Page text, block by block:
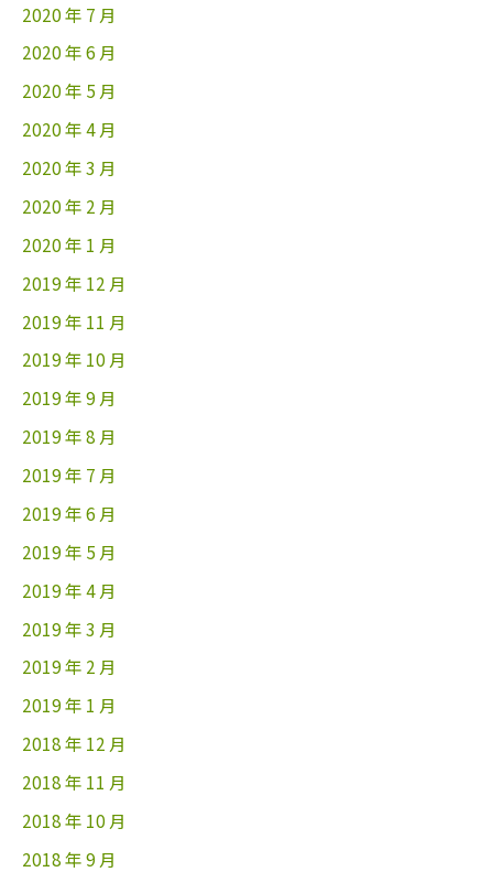
2020 年 7 月
2020 年 6 月
2020 年 5 月
2020 年 4 月
2020 年 3 月
2020 年 2 月
2020 年 1 月
2019 年 12 月
2019 年 11 月
2019 年 10 月
2019 年 9 月
2019 年 8 月
2019 年 7 月
2019 年 6 月
2019 年 5 月
2019 年 4 月
2019 年 3 月
2019 年 2 月
2019 年 1 月
2018 年 12 月
2018 年 11 月
2018 年 10 月
2018 年 9 月